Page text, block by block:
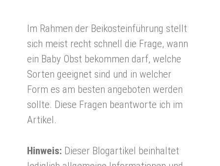
Im Rahmen der Beikosteinführung stellt
sich meist recht schnell die Frage, wann
ein Baby Obst bekommen darf, welche
Sorten geeignet sind und in welcher
Form es am besten angeboten werden
sollte. Diese Fragen beantworte ich im
Artikel.
Hinweis: Dieser Blogartikel beinhaltet